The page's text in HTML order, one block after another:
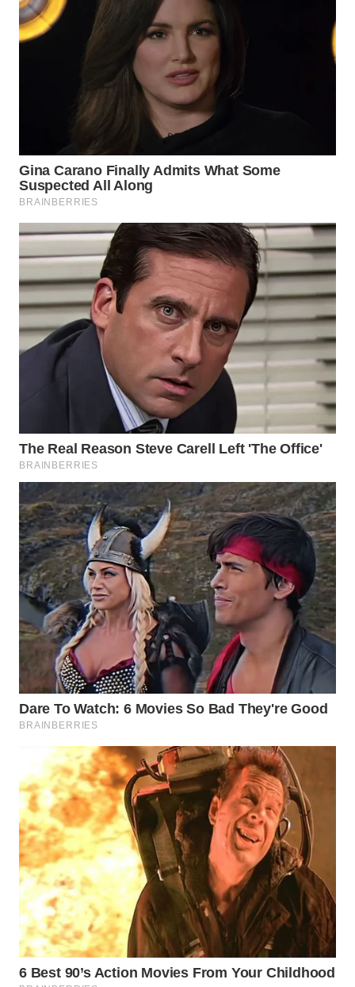
WN
NIAS
SELATAN
WN
TANJUNG
LESUNG
WN
KARO
WN
SIMALUNGUN
WN
TENGAH
WN DELI
SERDANG
WN
TEBING
TINGGI
WN
PAKPAK
WN
KARAWANG
WN
BEKASI
WN
BOGOR
WN
DEPOK
WN
TAPANULI